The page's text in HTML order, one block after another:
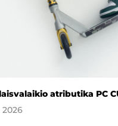
atributika PC